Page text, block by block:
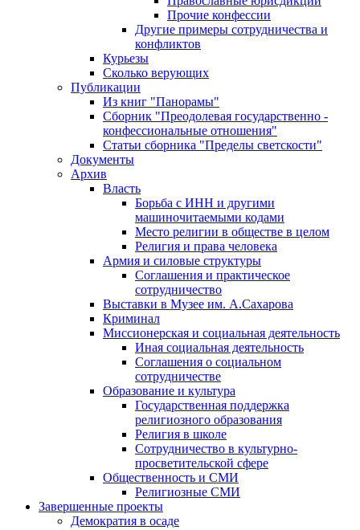
Прочие конфессии
Другие примеры сотрудничества и
конфликтов
Курьезы
Сколько верующих
Публикации
Из книг "Панорамы"
Сборник "Преодолевая государственно -
конфессиональные отношения"
Статьи сборника "Пределы светскости"
Документы
Архив
Власть
Борьба с ИНН и другими
машиночитаемыми кодами
Место религии в обществе в целом
Религия и права человека
Армия и силовые структуры
Соглашения и практическое
сотрудничество
Выставки в Музее им. А.Сахарова
Криминал
Миссионерская и социальная деятельность
Иная социальная деятельность
Соглашения о социальном
сотрудничестве
Образование и культура
Государственная поддержка
религиозного образования
Религия в школе
Сотрудничество в культурно-
просветительской сфере
Общественность и СМИ
Религиозные СМИ
Завершенные проекты
Демократия в осаде